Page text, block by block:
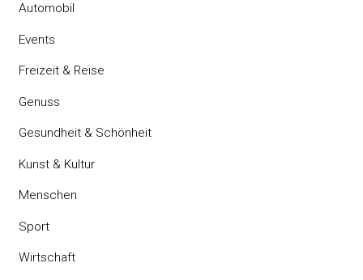
Automobil
Events
Freizeit & Reise
Genuss
Gesundheit & Schönheit
Kunst & Kultur
Menschen
Sport
Wirtschaft